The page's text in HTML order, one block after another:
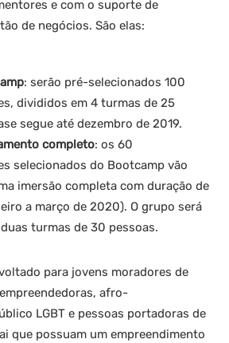
e com o suporte de
de negócios. São elas:
: serão pré-selecionados 100
divididos em 4 turmas de 25
segue até dezembro de 2019.
completo: os 60
selecionados do Bootcamp vão
imersão completa com duração de
a março de 2020). O grupo será
turmas de 30 pessoas.
para jovens moradores de
afro-
LGBT e pessoas portadoras de
que possuam um empreendimento